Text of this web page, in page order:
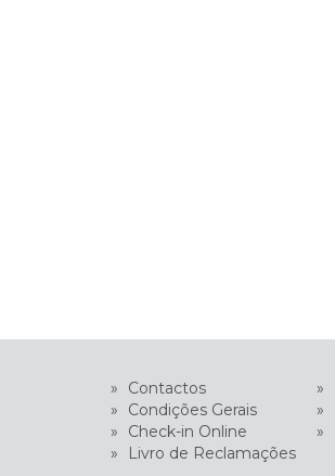
» Contactos »
»
Condições Gerais »
»
Check-in Online »
»
Livro de Reclamações